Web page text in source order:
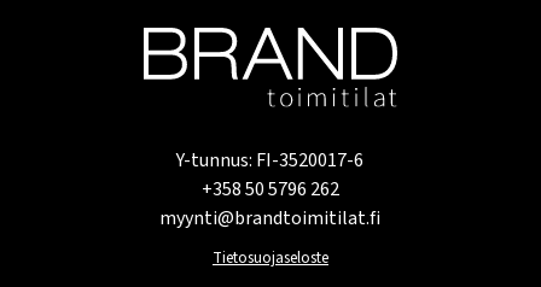
Y-tunnus: FI-3520017-6
+358 50 5796 262
myynti@brandtoimitilat.fi
Tietosuojaseloste